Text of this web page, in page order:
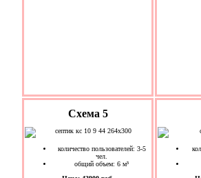
Схема 5
количество пользователей: 3-5
чел.
общий объем: 6 м³